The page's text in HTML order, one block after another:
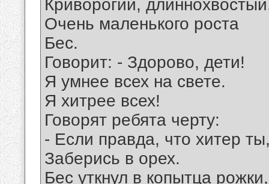
Криворогий,
Очень маленького роста
Бес.
Говорит: - Здорово, дети!
Я умнее всех на свете.
Я хитрее всех!
Говорят ребята черту:
- Если правда, что хитер
Заберись в орех.
Бес уткнул в копытца рожки,